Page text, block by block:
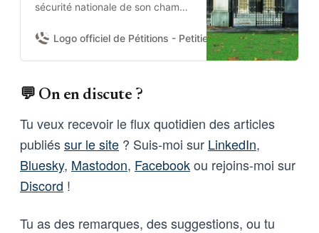
sécurité nationale de son champ.
donc l’usage de l’IA par la
résolution pour :(1) obtenir du
des systèmes IA déployés et de
leurs garanties contractuelles ;
minimales ; et (3) se prononcer
sur l’usage de l’IA pour la
Logo officiel de Pétitions - Petities Damien Van
💬 On en discute ?
Tu veux recevoir le flux quotidien des articles
publiéssur le site ? Suis-moi sur LinkedIn,
Bluesky, Mastodon, Facebookou rejoins-moi sur
Discord !
Tu as des remarques, des suggestions, ou tu